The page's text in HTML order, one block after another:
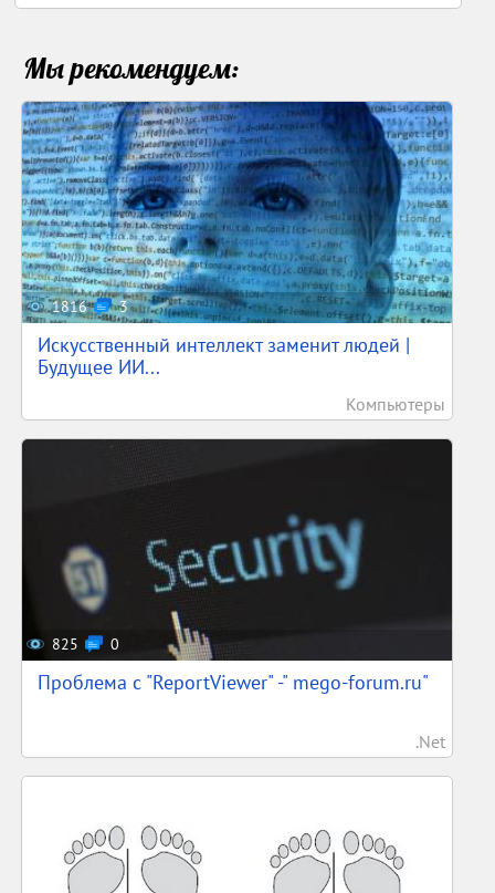
Мы рекомендуем:
1816 3
Искусственный интеллект заменит людей |
Будущее ИИ...
Компьютеры
825 0
Проблема с "ReportViewer" -" mego-forum.ru"
.Net